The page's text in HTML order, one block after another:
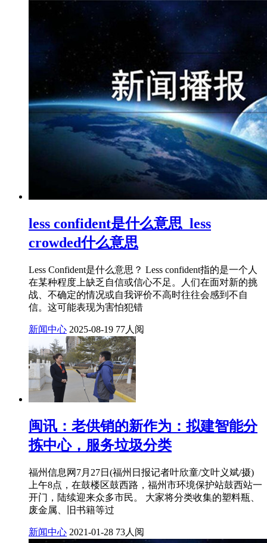
less confident是什么意思_less
crowded什么意思
Less Confident是什么意思？ Less confident指的是一个人
在某种程度上缺乏自信或信心不足。人们在面对新的挑
战、不确定的情况或自我评价不高时往往会感到不自
信。这可能表现为害怕犯错
新闻中心 2025-08-19 77人阅
闽讯：老供销的新作为：拟建智能分
拣中心，服务垃圾分类
福州信息网7月27日(福州日报记者叶欣童/文叶义斌/摄)
上午8点，在鼓楼区鼓西路，福州市环境保护站鼓西站一
开门，陆续迎来众多市民。 大家将分类收集的塑料瓶、
废金属、旧书籍等过
新闻中心 2021-01-28 73人阅